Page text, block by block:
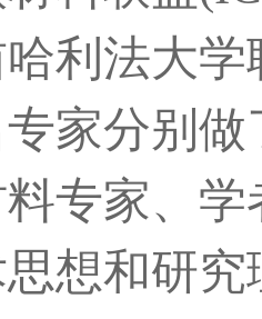
利法大学
家分别
专家、
想和研